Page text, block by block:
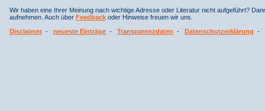
Wir haben eine Ihrer Meinung nach wichtige Adresse oder Literatur nicht aufgeführt?
aufnehmen. Auch über Feedback oder Hinweise freuen wir uns.
Disclaimer - neueste Einträge - Transparenzdaten - Datenschutzerklärung -